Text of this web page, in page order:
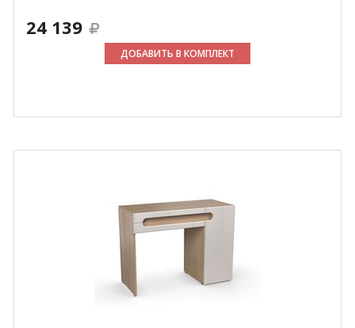
24 139
ДОБАВИТЬ В КОМПЛЕКТ